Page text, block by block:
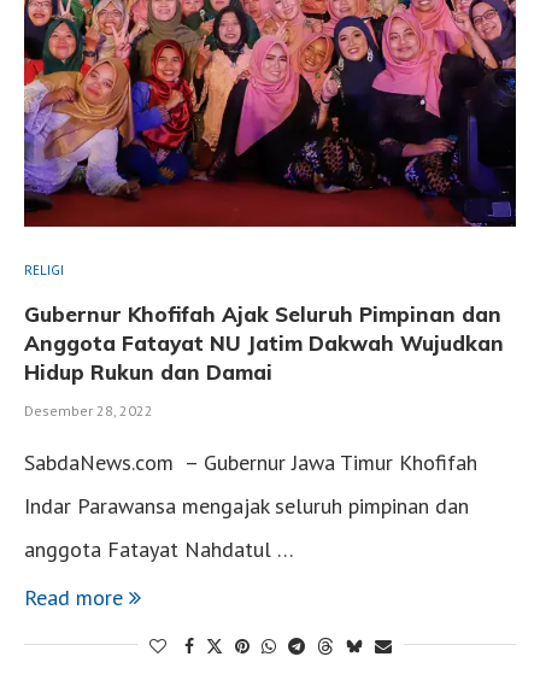
RELIGI
Gubernur Khofifah Ajak Seluruh Pimpinan dan
Anggota Fatayat NU Jatim Dakwah Wujudkan
Hidup Rukun dan Damai
Desember 28, 2022
SabdaNews.com – Gubernur Jawa Timur Khofifah
Indar Parawansa mengajak seluruh pimpinan dan
anggota Fatayat Nahdatul …
Read more